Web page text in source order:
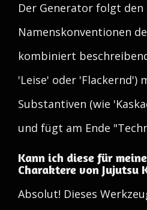
Der Generator folgt den
Namenskonventionen
kombiniert
'Leise' oder 'Flackernd')
Substantiven (wie
und fügt am Ende
Kann ich diese für
Charaktere von Jujutsu
Absolut! Dieses